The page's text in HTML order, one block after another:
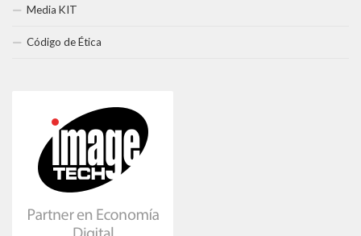
Media KIT
Código de Ética